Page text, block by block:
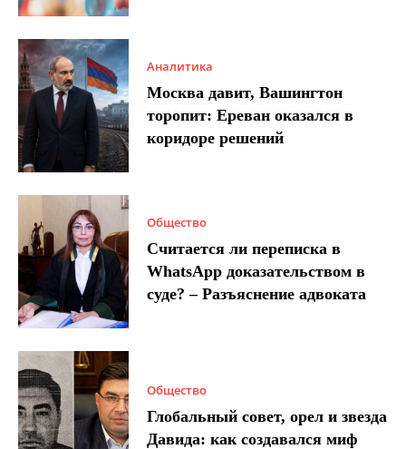
Аналитика
Москва давит, Вашингтон
торопит: Ереван оказался в
коридоре решений
Общество
Считается ли переписка в
WhatsApp доказательством в
суде? – Разъяснение адвоката
Общество
Глобальный совет, орел и звезда
Давида: как создавался миф